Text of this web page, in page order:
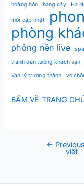
hoàng hôn hàng cây Hà
mới cập nhật
phòng
phông nền live spa
tranh dán tường khách sạn
Vạn lý trường thành
vợ
BẤM VỀ TRANG
←
viết